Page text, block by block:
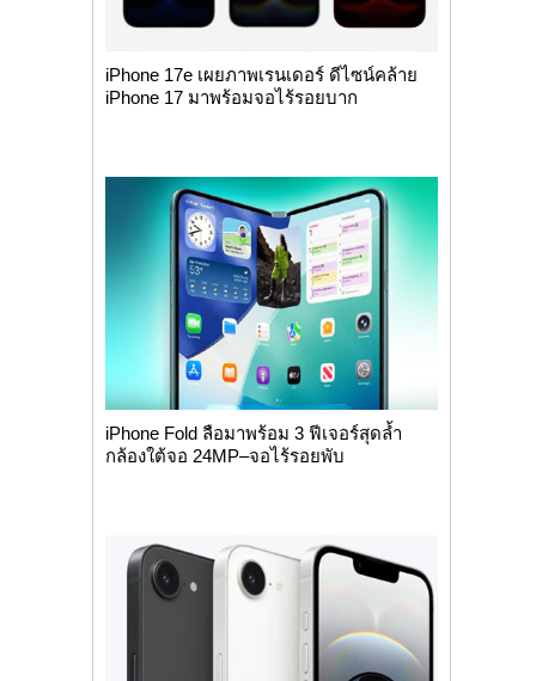
iPhone 17e เผยภาพเรนเดอร์ ดีไซน์คล้าย
iPhone 17 มาพร้อมจอไร้รอยบาก
iPhone Fold ลือมาพร้อม 3 ฟีเจอร์สุดล้ำ
กล้องใต้จอ 24MP–จอไร้รอยพับ